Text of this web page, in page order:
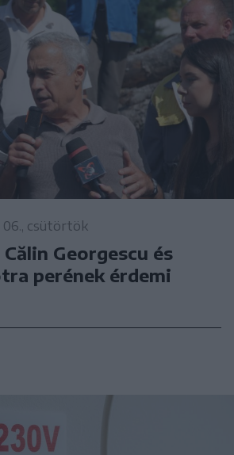
06., csütörtök
Georgescu és
perének érdemi